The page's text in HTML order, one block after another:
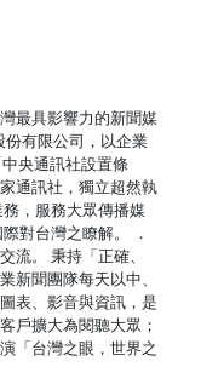
最具影響力的新聞媒
有限公司，以企業
央通訊社設置條
通訊社，獨立超然執
，服務大眾傳播媒
對台灣之瞭解。 ．
流。 秉持「正確、
新聞團隊每天以中、
表、影音與資訊，是
戶擴大為閱聽大眾；
「台灣之眼，世界之